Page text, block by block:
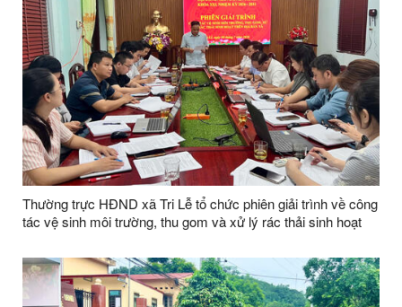
Thường trực HĐND xã Tri Lễ tổ chức phiên giải trình về công
tác vệ sinh môi trường, thu gom và xử lý rác thải sinh hoạt